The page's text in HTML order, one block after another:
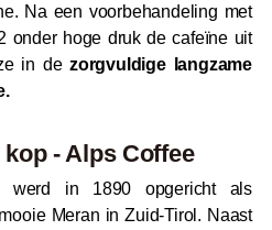
Na een voorbehandeling met
onder hoge druk de cafeïne uit
in dezorgvuldige langzame
- Alps Coffee
werd in 1890 opgericht als
Meran in Zuid-Tirol. Naast